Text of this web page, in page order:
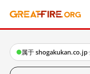
属于 shogakukan.co.jp·